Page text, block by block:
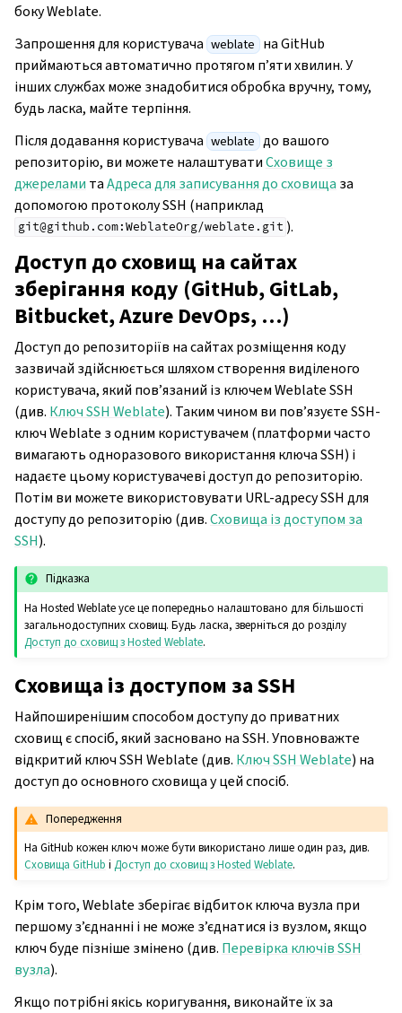
navigation of Настанови з налаштовування
боку Weblate.
Запрошення для користувача weblate на GitHub
приймаються автоматично протягом п’яти хвилин. У
інших службах може знадобитися обробка вручну, тому,
будь ласка, майте терпіння.
Після додавання користувача weblate до вашого
репозиторію, ви можете налаштуватиСховище з
джерелами таАдреса для записування до сховища за
допомогою протоколу SSH (наприклад
git@github.com:WeblateOrg/weblate.git ).
Доступ до сховищ на сайтах
зберігання коду (GitHub, GitLab,
Bitbucket, Azure DevOps, …)
Доступ до репозиторіїв на сайтах розміщення коду
зазвичай здійснюється шляхом створення виділеного
користувача, який пов’язаний із ключем Weblate SSH
(див. Ключ SSH Weblate). Таким чином ви пов’язуєте SSH-
ключ Weblate з одним користувачем (платформи часто
вимагають одноразового використання ключа SSH) і
надаєте цьому користувачеві доступ до репозиторію.
Потім ви можете використовувати URL-адресу SSH для
доступу до репозиторію (див.Сховища із доступом за
SSH).
Підказка
На Hosted Weblate усе це попередньо налаштовано для більшості
загальнодоступних сховищ. Будь ласка, зверніться до розділу
Доступ до сховищ з Hosted Weblate.
Сховища із доступом за SSH
Найпоширенішим способом доступу до приватних
сховищ є спосіб, який засновано на SSH. Уповноважте
відкритий ключ SSH Weblate (див. Ключ SSH Weblate) на
доступ до основного сховища у цей спосіб.
Попередження
На GitHub кожен ключ може бути використано лише один раз, див.
Сховища GitHub іДоступ до сховищ з Hosted Weblate.
Крім того, Weblate зберігає відбиток ключа вузла при
першому з’єднанні і не може з’єднатися із вузлом, якщо
ключ буде пізніше змінено (див. Перевірка ключів SSH
вузла).
Якщо потрібні якісь коригування, виконайте їх за